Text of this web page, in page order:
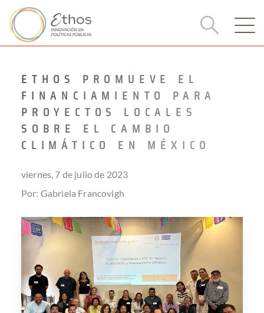
ETHOS PROMUEVE EL
FINANCIAMIENTO PARA
PROYECTOS LOCALES
SOBRE EL CAMBIO
CLIMÁTICO EN MÉXICO
viernes, 7 de julio de 2023
Por: Gabriela Francovigh